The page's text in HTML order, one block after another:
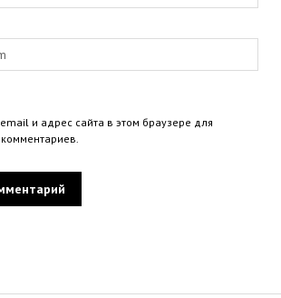
и адрес сайта в этом браузере для